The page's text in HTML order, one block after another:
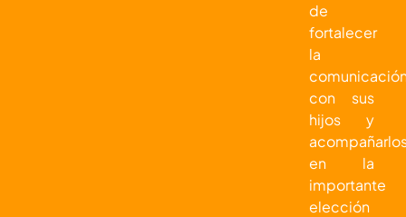
de
fortalecer
la
con sus
hijos y
en la
importante
elección